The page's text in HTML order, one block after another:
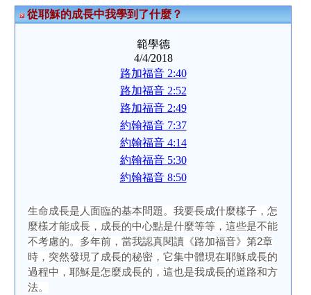
從耶穌的成長中我學到了什麼？
範學德
4/4/2018
路加福音 2:40
路加福音 2:52
路加福音 2:49
約翰福音 7:37
約翰福音 4:14
約翰福音 5:30
約翰福音 8:50
生命成長是人面臨的基本問題。我要長成什麼樣子，怎
麼樣才能成長，成長的中心點是什麼等等，這些是不能
不考慮的。多年前，當我認真閱讀《路加福音》第2章
時，突然發現了成長的秘密，它集中體現在耶穌成長的
過程中，耶穌是怎麼成長的，這也是我成長的道路和方
法。